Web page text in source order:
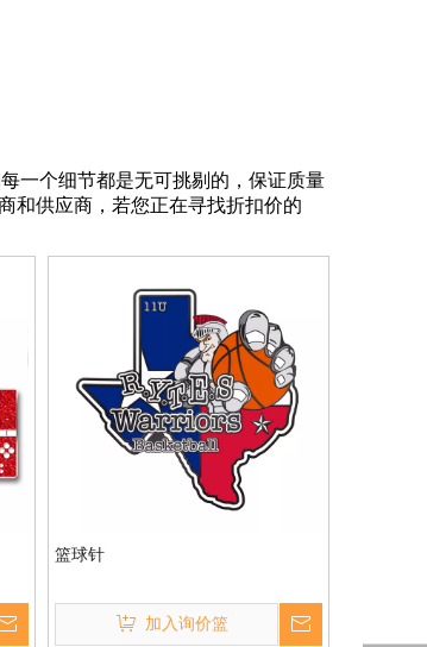
一个细节都是无可挑剔的，保证质量
和供应商，若您正在寻找折扣价的
篮球针
加入询价篮